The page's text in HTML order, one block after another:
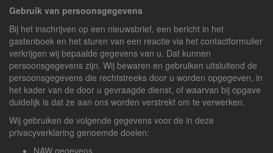
Gebruik van persoonsgegevens
Bij het inschrijven op een nieuwsbrief, een bericht in het
gastenboek en het sturen van een reactie via het contactformulier
verkrijgen wij bepaalde gegevens van u. Dat kunnen
persoonsgegevens zijn. Wij bewaren en gebruiken uitsluitend de
persoonsgegevens die rechtstreeks door u worden opgegeven, in
het kader van de door u gevraagde dienst, of waarvan bij opgave
duidelijk is dat ze aan ons worden verstrekt om te verwerken.
Wij gebruiken de volgende gegevens voor de in deze
privacyverklaring genoemde doelen:
NAW gegevens